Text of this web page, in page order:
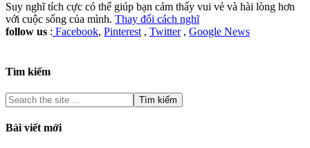
Suy nghĩ tích cực có thể giúp bạn cảm thấy vui vẻ và hài lòng hơn
với cuộc sống của mình. Thay đổi cách nghĩ
follow us : Facebook, Pinterest , Twitter, Google News
Tìm kiếm
Bài viết mới